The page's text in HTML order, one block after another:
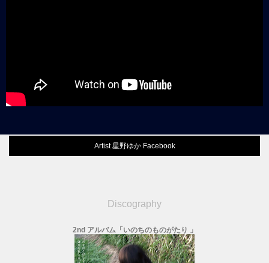
Artist 星野ゆか Facebook
Discography
2nd アルバム「いのちのものがたり 」